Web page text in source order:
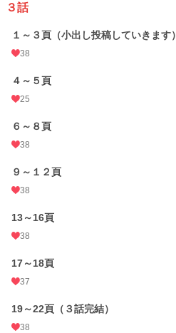
３話
１～３頁（小出し投稿していきます）
38
４～５頁
25
６～８頁
38
９～１２頁
38
13～16頁
38
17～18頁
37
19～22頁（３話完結）
38